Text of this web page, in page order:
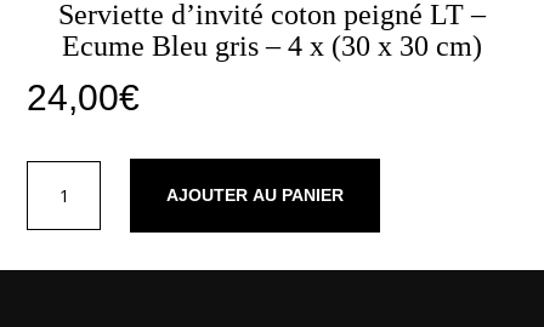
Serviette d’invité coton peigné LT –
Ecume Bleu gris – 4 x (30 x 30 cm)
24,00€
Serviette
AJOUTER AU PANIER